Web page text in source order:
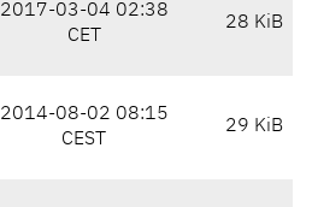
2017-03-04 02:38
CET
28 KiB
2014-08-02 08:15
CEST
29 KiB